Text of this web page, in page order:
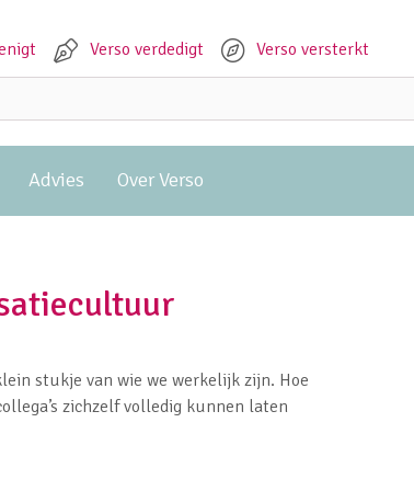
Verso verdedigt Verso versterkt
Advies Over Verso
stukje van wie we werkelijk zijn. Hoe
zichzelf volledig kunnen laten